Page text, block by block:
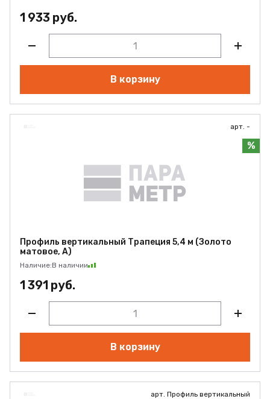
1 933 руб.
В корзину
арт. -
%
Профиль вертикальный Трапеция 5,4 м (Золото
матовое, А)
Наличие:В наличии
1 391 руб.
В корзину
арт. Профиль вертикальный